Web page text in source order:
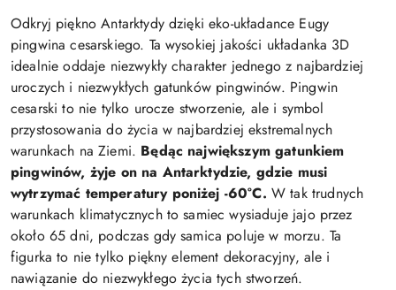
Odkryj piękno Antarktydy dzięki eko-układance Eugy
pingwina cesarskiego. Ta wysokiej jakości układanka 3D
idealnie oddaje niezwykły charakter jednego z najbardziej
uroczych i niezwykłych gatunków pingwinów. Pingwin
cesarski to nie tylko urocze stworzenie, ale i symbol
przystosowania do życia w najbardziej ekstremalnych
warunkach na Ziemi. Będąc największym gatunkiem
pingwinów, żyje on na Antarktydzie, gdzie musi
wytrzymać temperatury poniżej -60°C. W tak trudnych
warunkach klimatycznych to samiec wysiaduje jajo przez
około 65 dni, podczas gdy samica poluje w morzu. Ta
figurka to nie tylko piękny element dekoracyjny, ale i
nawiązanie do niezwykłego życia tych stworzeń.